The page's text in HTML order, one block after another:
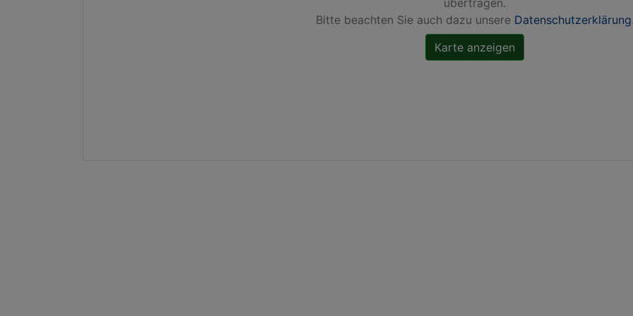
übertragen.
Bitte beachten Sie auch dazu unsere Datenschutzerklärung